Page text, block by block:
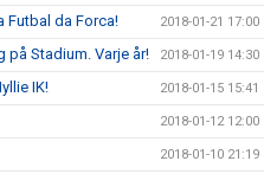
Futbal da Forca! 2018-01-21 17:00
Stadium. Varje år! 2018-01-19 14:30
IK! 2018-01-15 15:41
2018-01-12 12:00
2018-01-10 21:19